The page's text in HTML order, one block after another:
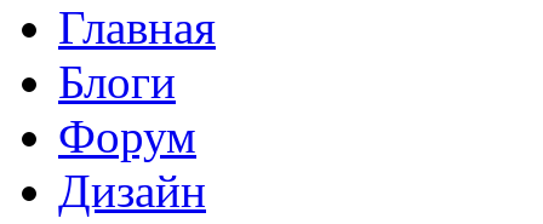
Главная
Блоги
Форум
Дизайн